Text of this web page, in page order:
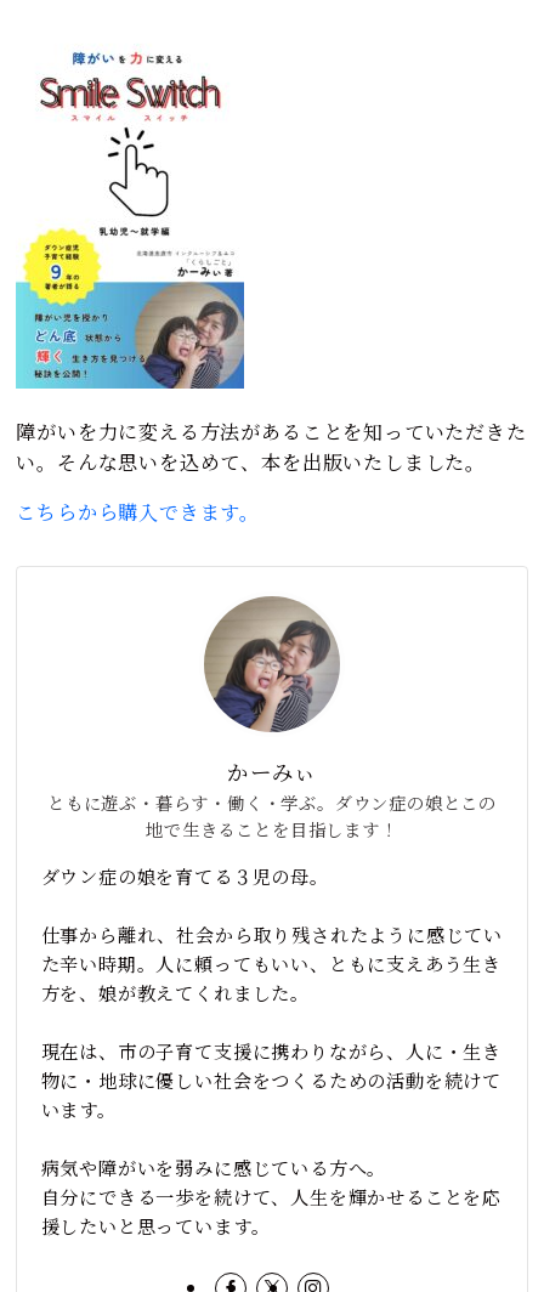
障がいを力に変える方法があることを知っていただきた
い。そんな思いを込めて、本を出版いたしました。
こちらから購入できます。
かーみぃ
ともに遊ぶ・暮らす・働く・学ぶ。ダウン症の娘とこの
地で生きることを目指します！
ダウン症の娘を育てる３児の母。
仕事から離れ、社会から取り残されたように感じてい
た辛い時期。人に頼ってもいい、ともに支えあう生き
方を、娘が教えてくれました。
現在は、市の子育て支援に携わりながら、人に・生き
物に・地球に優しい社会をつくるための活動を続けて
います。
病気や障がいを弱みに感じている方へ。
自分にできる一歩を続けて、人生を輝かせることを応
援したいと思っています。